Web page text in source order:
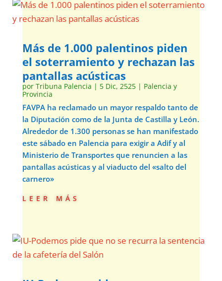
Más de 1.000 palentinos piden
el soterramiento y rechazan las
pantallas acústicas
por Tribuna Palencia | 5 Dic, 2525| Palencia y
Provincia
FAVPA ha reclamado un mayor respaldo tanto de
la Diputación como de la Junta de Castilla y León.
Alrededor de 1.300 personas se han manifestado
este sábado en Palencia para exigir a Adif y al
Ministerio de Transportes que renuncien a las
pantallas acústicas y al viaducto del «salto del
carnero»
leer más